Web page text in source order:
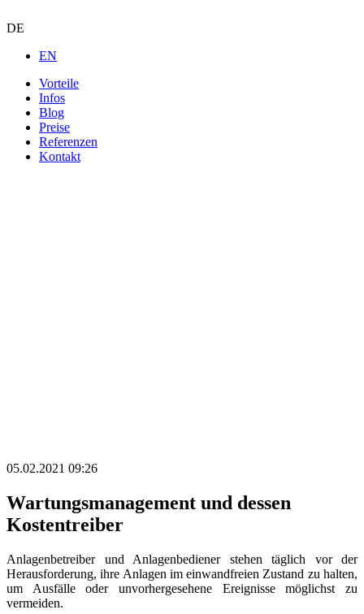
DE
EN
Vorteile
Infos
Blog
Preise
Referenzen
Kontakt
05.02.2021 09:26
Wartungsmanagement und dessen
Kostentreiber
Anlagenbetreiber und Anlagenbediener stehen täglich vor der
Herausforderung, ihre Anlagen im einwandfreien Zustand zu halten,
um Ausfälle oder unvorhergesehene Ereignisse möglichst zu
vermeiden.